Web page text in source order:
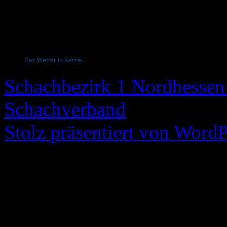
Das Wetter in Kassel
Schachbezirk 1
Schachverband
Stolz präsentiert von